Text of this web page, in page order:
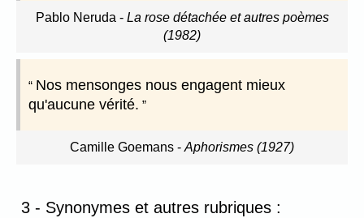
Pablo Neruda - La rose détachée et autres poèmes
(1982)
Nos mensonges nous engagent mieux
qu'aucune vérité.
Camille Goemans - Aphorismes (1927)
3 - Synonymes et autres rubriques :